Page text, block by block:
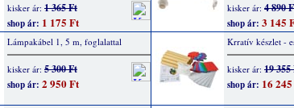
kisker ár: 1 365 Ft
shop ár: 1 175 Ft
kisker ár: 4 890
shop ár: 3 145
Lámpakábel 1, 5 m, foglalattal
kisker ár: 5 300 Ft
shop ár: 2 950 Ft
Krratív készlet -
kisker ár: 19 355
shop ár: 16